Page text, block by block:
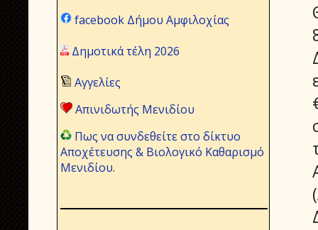
facebook Δήμου Αμφιλοχίας
Δημοτικά τέλη 2026
Αγγελίες
Απινιδωτής Μενιδίου
Πως να συνδεθείτε στο δίκτυο
Αποχέτευσης & Βιολογικό Καθαρισμό
Μενιδίου.